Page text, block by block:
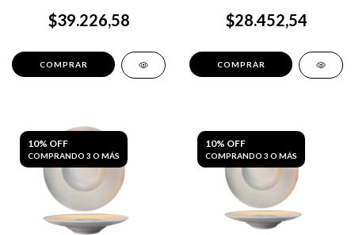
$39.226,58 $28.452,54
10% OFF
COMPRANDO 3 O MÁS
10% OFF
COMPRANDO 3 O MÁS